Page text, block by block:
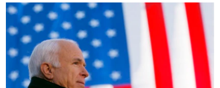
ข้าม
ค้นหา
วิทยาศาสตร์
สังคมและสุขภาพ
ไลฟ์สไตล์
ตรวจสอบข่าว
เรียนรู้ภาษาอังกฤษ